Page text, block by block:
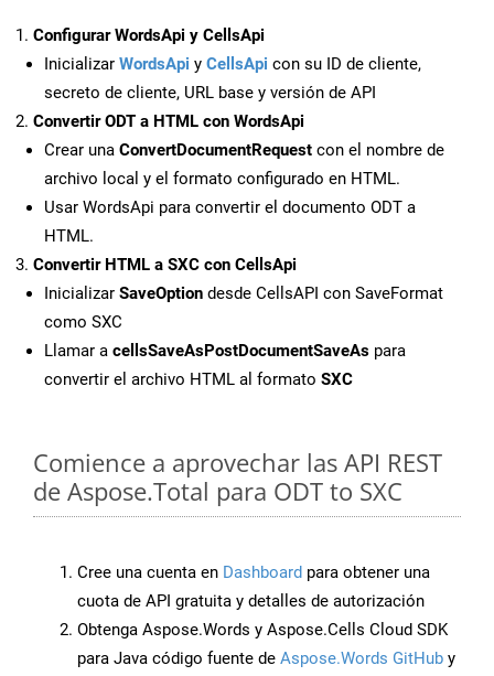
Configurar WordsApi y CellsApi
Inicializar WordsApi y CellsApi con su ID de cliente,
secreto de cliente, URL base y versión de API
Convertir ODT a HTML con WordsApi
Crear una ConvertDocumentRequest con el nombre de
archivo local y el formato configurado en HTML.
Usar WordsApi para convertir el documento ODT a
HTML.
Convertir HTML a SXC con CellsApi
Inicializar SaveOption desde CellsAPI con SaveFormat
como SXC
Llamar a cellsSaveAsPostDocumentSaveAs para
convertir el archivo HTML al formato SXC
Comience a aprovechar las API REST
de Aspose.Total para ODT to SXC
Cree una cuenta en Dashboard para obtener una
cuota de API gratuita y detalles de autorización
Obtenga Aspose.Words y Aspose.Cells Cloud SDK
para Java código fuente de Aspose.Words GitHub y